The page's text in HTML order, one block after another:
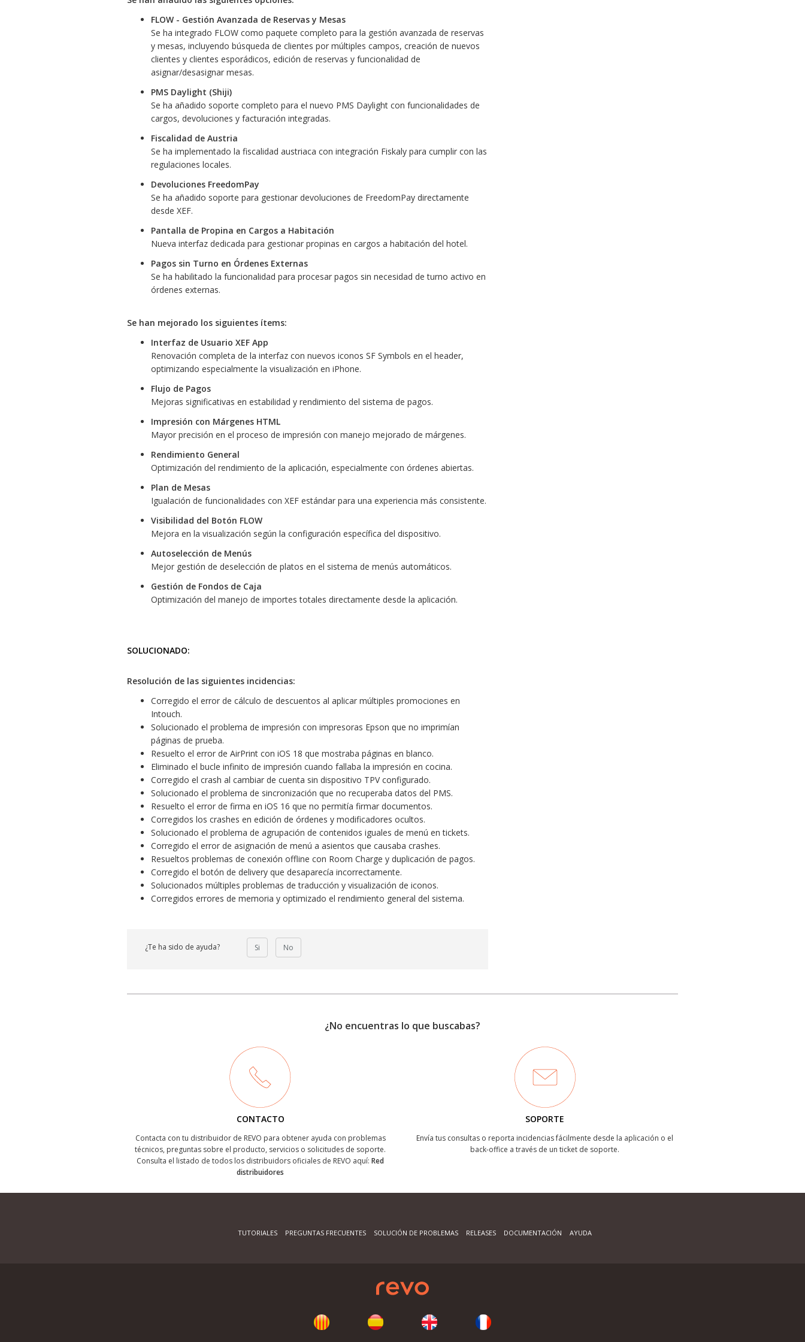
FLOW - Gestión Avanzada de Reservas y Mesas
Se ha integrado FLOW como paquete completo para la gestión avanzada de reservas
y mesas, incluyendo búsqueda de clientes por múltiples campos, creación de nuevos
clientes y clientes esporádicos, edición de reservas y funcionalidad de
asignar/desasignar mesas.
PMS Daylight (Shiji)
Se ha añadido soporte completo para el nuevo PMS Daylight con funcionalidades de
cargos, devoluciones y facturación integradas.
Fiscalidad de Austria
Se ha implementado la fiscalidad austriaca con integración Fiskaly para cumplir con las
regulaciones locales.
Devoluciones FreedomPay
Se ha añadido soporte para gestionar devoluciones de FreedomPay directamente
desde XEF.
Pantalla de Propina en Cargos a Habitación
Nueva interfaz dedicada para gestionar propinas en cargos a habitación del hotel.
Pagos sin Turno en Órdenes Externas
Se ha habilitado la funcionalidad para procesar pagos sin necesidad de turno activo en
órdenes externas.
Se han mejorado los siguientes ítems:
Interfaz de Usuario XEF App
Renovación completa de la interfaz con nuevos iconos SF Symbols en el header,
optimizando especialmente la visualización en iPhone.
Flujo de Pagos
Mejoras significativas en estabilidad y rendimiento del sistema de pagos.
Impresión con Márgenes HTML
Mayor precisión en el proceso de impresión con manejo mejorado de márgenes.
Rendimiento General
Optimización del rendimiento de la aplicación, especialmente con órdenes abiertas.
Plan de Mesas
Igualación de funcionalidades con XEF estándar para una experiencia más consistente.
Visibilidad del Botón FLOW
Mejora en la visualización según la configuración específica del dispositivo.
Autoselección de Menús
Mejor gestión de deselección de platos en el sistema de menús automáticos.
Gestión de Fondos de Caja
Optimización del manejo de importes totales directamente desde la aplicación.
SOLUCIONADO:
Resolución de las siguientes incidencias:
Corregido el error de cálculo de descuentos al aplicar múltiples promociones en
Intouch.
Solucionado el problema de impresión con impresoras Epson que no imprimían
páginas de prueba.
Resuelto el error de AirPrint con iOS 18 que mostraba páginas en blanco.
Eliminado el bucle infinito de impresión cuando fallaba la impresión en cocina.
Corregido el crash al cambiar de cuenta sin dispositivo TPV configurado.
Solucionado el problema de sincronización que no recuperaba datos del PMS.
Resuelto el error de firma en iOS 16 que no permitía firmar documentos.
Corregidos los crashes en edición de órdenes y modificadores ocultos.
Solucionado el problema de agrupación de contenidos iguales de menú en tickets.
Corregido el error de asignación de menú a asientos que causaba crashes.
Resueltos problemas de conexión offline con Room Charge y duplicación de pagos.
Corregido el botón de delivery que desaparecía incorrectamente.
Solucionados múltiples problemas de traducción y visualización de iconos.
Corregidos errores de memoria y optimizado el rendimiento general del sistema.
¿Te ha sido de ayuda? Si No
¿No encuentras lo que buscabas?
CONTACTO
Contacta con tu distribuidor de REVO para obtener ayuda con problemas
técnicos, preguntas sobre el producto, servicios o solicitudes de soporte.
Consulta el listado de todos los distribuidors oficiales de REVO aquí: Red
distribuidores
SOPORTE
Envía tus consultas o reporta incidencias fácilmente desde la aplicación o el
back-office a través de un ticket de soporte.
TUTORIALES PREGUNTAS FRECUENTES SOLUCIÓN DE PROBLEMAS RELEASES DOCUMENTACIÓN AYUDA